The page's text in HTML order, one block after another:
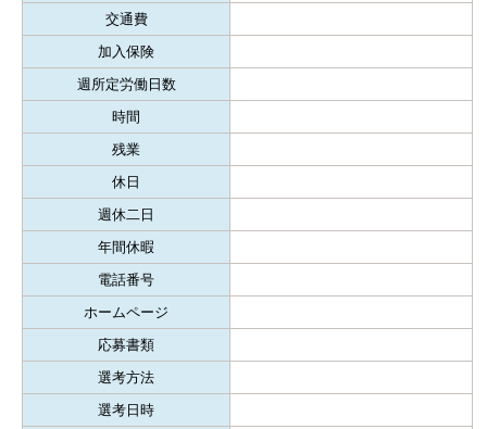
交通費
加入保険
週所定労働日数
時間
残業
休日
週休二日
年間休暇
電話番号
ホームページ
応募書類
選考方法
選考日時